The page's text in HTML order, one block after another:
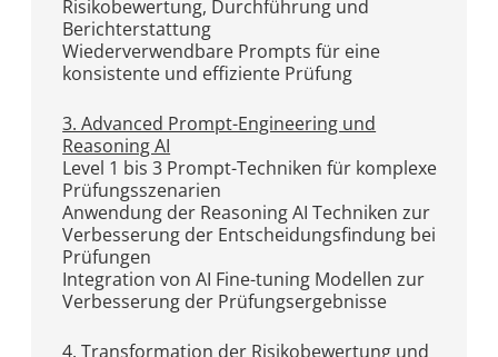
Risikobewertung, Durchführung und
Berichterstattung
Wiederverwendbare Prompts für eine
konsistente und effiziente Prüfung
3. Advanced Prompt-Engineering und
Reasoning AI
Level 1 bis 3 Prompt-Techniken für komplexe
Prüfungsszenarien
Anwendung der Reasoning AI Techniken zur
Verbesserung der Entscheidungsfindung bei
Prüfungen
Integration von AI Fine-tuning Modellen zur
Verbesserung der Prüfungsergebnisse
4. Transformation der Risikobewertung und